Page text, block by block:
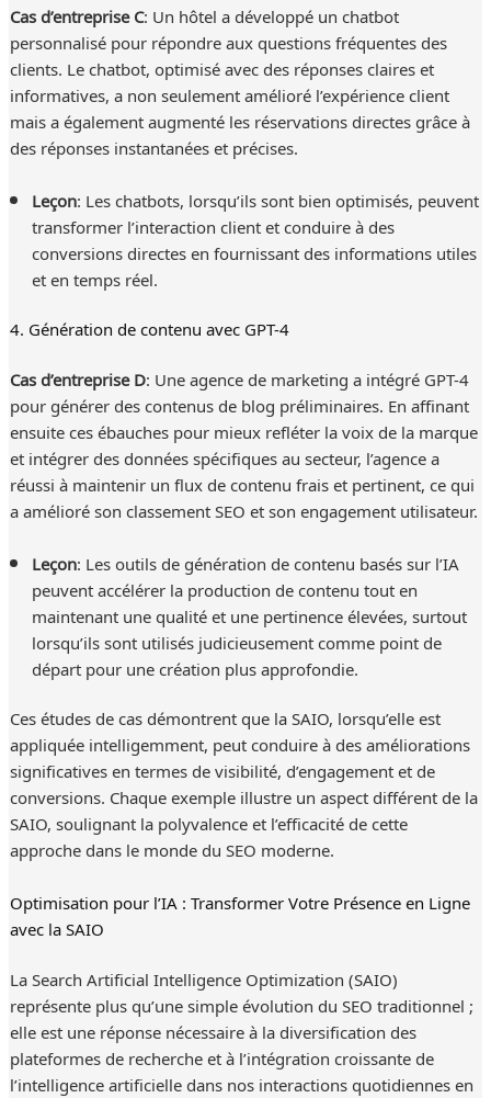
Cas d’entreprise C: Un hôtel a développé un chatbot
personnalisé pour répondre aux questions fréquentes des
clients. Le chatbot, optimisé avec des réponses claires et
informatives, a non seulement amélioré l’expérience client
mais a également augmenté les réservations directes grâce à
des réponses instantanées et précises.
Leçon: Les chatbots, lorsqu’ils sont bien optimisés, peuvent
transformer l’interaction client et conduire à des
conversions directes en fournissant des informations utiles
et en temps réel.
4. Génération de contenu avec GPT-4
Cas d’entreprise D: Une agence de marketing a intégré GPT-4
pour générer des contenus de blog préliminaires. En affinant
ensuite ces ébauches pour mieux refléter la voix de la marque
et intégrer des données spécifiques au secteur, l’agence a
réussi à maintenir un flux de contenu frais et pertinent, ce qui
a amélioré son classement SEO et son engagement utilisateur.
Leçon: Les outils de génération de contenu basés sur l’IA
peuvent accélérer la production de contenu tout en
maintenant une qualité et une pertinence élevées, surtout
lorsqu’ils sont utilisés judicieusement comme point de
départ pour une création plus approfondie.
Ces études de cas démontrent que la SAIO, lorsqu’elle est
appliquée intelligemment, peut conduire à des améliorations
significatives en termes de visibilité, d’engagement et de
conversions. Chaque exemple illustre un aspect différent de la
SAIO, soulignant la polyvalence et l’efficacité de cette
approche dans le monde du SEO moderne.
Optimisation pour l’IA : Transformer Votre Présence en Ligne
avec la SAIO
La Search Artificial Intelligence Optimization (SAIO)
représente plus qu’une simple évolution du SEO traditionnel ;
elle est une réponse nécessaire à la diversification des
plateformes de recherche et à l’intégration croissante de
l’intelligence artificielle dans nos interactions quotidiennes en